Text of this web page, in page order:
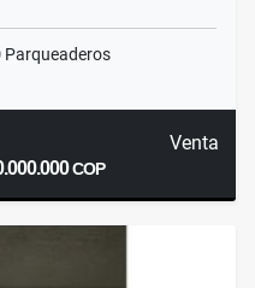
Parqueaderos
Venta
COP